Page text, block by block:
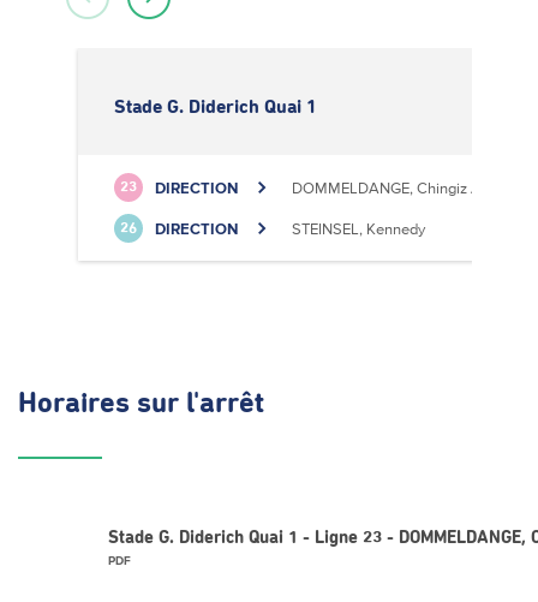
Stade G. Diderich Quai 1
23 DIRECTION DOMMELDANGE, Chingiz Aitmatov
26 DIRECTION STEINSEL, Kennedy
Horaires sur l'arrêt
Stade G. Diderich Quai 1 - Ligne 23 -
PDF